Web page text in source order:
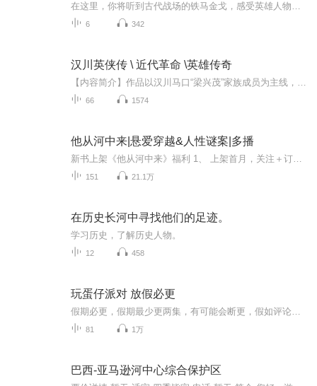
6 342
汉川英侠传 \ 近代革命 \英雄传奇
66 1574
他从河中来|悬爱穿越&人性谜案|多播
151 21.1万
在历史长河中寻找他们的足迹。
学习历史，了解历史人物。
12 458
玩蛋仔派对 放假必更
81 1万
巴西-亚马逊河中心综合保护区